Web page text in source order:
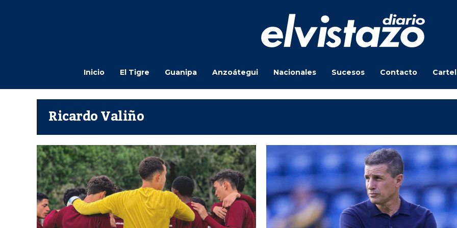
Inicio El Tigre Guanipa Anzoátegui Nacionales Sucesos Contacto
Ricardo Valiño